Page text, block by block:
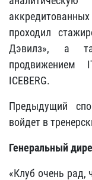
проходил
Дэвилз», а
продвижением
ICEBERG.
Предыдущий
войдет в
Генеральный
«Клуб очень рад,